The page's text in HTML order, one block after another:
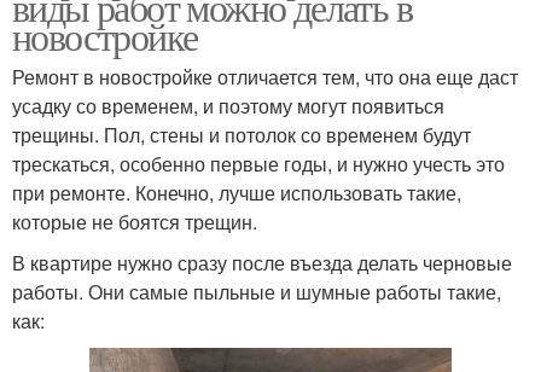
новостройке
Ремонт в новостройке отличается тем, что она еще даст
усадку со временем, и поэтому могут появиться
трещины. Пол, стены и потолок со временем будут
трескаться, особенно первые годы, и нужно учесть это
при ремонте. Конечно, лучше использовать такие,
которые не боятся трещин.
В квартире нужно сразу после въезда делать черновые
работы. Они самые пыльные и шумные работы такие,
как: